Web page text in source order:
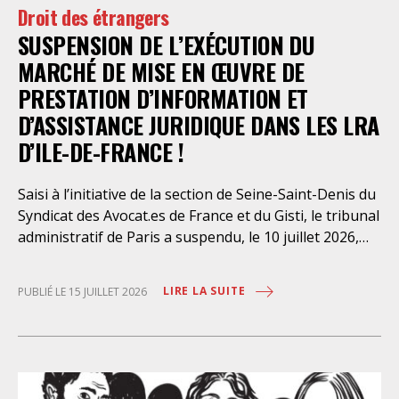
Droit des étrangers
SUSPENSION DE L’EXÉCUTION DU
MARCHÉ DE MISE EN ŒUVRE DE
PRESTATION D’INFORMATION ET
D’ASSISTANCE JURIDIQUE DANS LES LRA
D’ILE-DE-FRANCE !
Saisi à l’initiative de la section de Seine-Saint-Denis du
Syndicat des Avocat.es de France et du Gisti, le tribunal
administratif de Paris a suspendu, le 10 juillet 2026,
juridique des étrangers maintenus dans les locaux de
droits fondamentaux des personnes retenues et
PUBLIÉ LE 15 JUILLET 2026 LIRE LA SUITE